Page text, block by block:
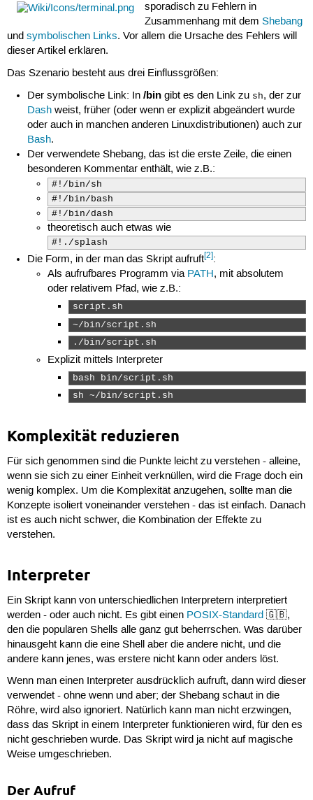
sporadisch zu Fehlern in
Zusammenhang mit demShebang
und symbolischen Links. Vor allem die Ursache des Fehlers will
dieser Artikel erklären.
Das Szenario besteht aus drei Einflussgrößen:
Der symbolische Link: In/bin gibt es den Link zu sh, der zur
Dash weist, früher (oder wenn er explizit abgeändert wurde
oder auch in manchen anderen Linuxdistributionen) auch zur
Bash.
Der verwendete Shebang, das ist die erste Zeile, die einen
besonderen Kommentar enthält, wie z.B.:
#!/bin/sh
#!/bin/bash
#!/bin/dash
theoretisch auch etwas wie
#!./splash
Die Form, in der man das Skript aufruft[2]:
Als aufrufbares Programm via PATH, mit absolutem
oder relativem Pfad, wie z.B.:
script.sh
~/bin/script.sh
./bin/script.sh
Explizit mittels Interpreter
bash bin/script.sh
sh ~/bin/script.sh
Komplexität reduzieren
Für sich genommen sind die Punkte leicht zu verstehen - alleine,
wenn sie sich zu einer Einheit verknüllen, wird die Frage doch ein
wenig komplex. Um die Komplexität anzugehen, sollte man die
Konzepte isoliert voneinander verstehen - das ist einfach. Danach
ist es auch nicht schwer, die Kombination der Effekte zu
verstehen.
Interpreter
Ein Skript kann von unterschiedlichen Interpretern interpretiert
werden - oder auch nicht. Es gibt einen POSIX-Standard🇬🇧,
den die populären Shells alle ganz gut beherrschen. Was darüber
hinausgeht kann die eine Shell aber die andere nicht, und die
andere kann jenes, was erstere nicht kann oder anders löst.
Wenn man einen Interpreter ausdrücklich aufruft, dann wird dieser
verwendet - ohne wenn und aber; der Shebang schaut in die
Röhre, wird also ignoriert. Natürlich kann man nicht erzwingen,
dass das Skript in einem Interpreter funktionieren wird, für den es
nicht geschrieben wurde. Das Skript wird ja nicht auf magische
Weise umgeschrieben.
Der Aufruf